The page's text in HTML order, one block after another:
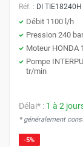
Réf. : DI TIE18240H
Débit 1100 l/h
Pression 240 bar
Moteur HONDA
Pompe
tr/min
Délai* : 1 à 2
* généralement
-5%